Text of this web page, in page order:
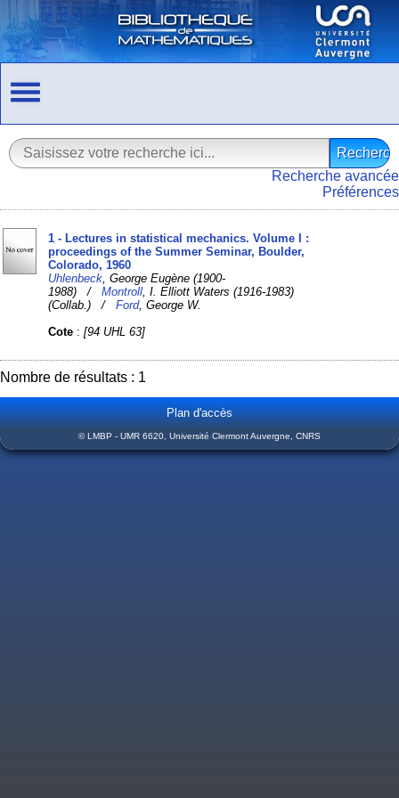
Recherche avancée
Préférences
1 - Lectures in statistical mechanics. Volume I :
proceedings of the Summer Seminar, Boulder,
Colorado, 1960
Uhlenbeck , George Eugène (1900-
1988) /Montroll , I. Elliott Waters (1916-1983)
(Collab.) /Ford, George W.
Cote :[94 UHL 63]
Nombre de résultats : 1
Plan d'accès
© LMBP - UMR 6620, Université Clermont Auvergne, CNRS